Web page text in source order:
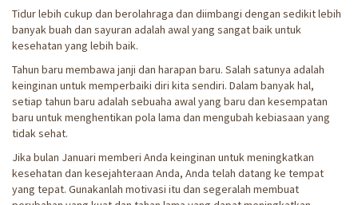
Tidur lebih cukup dan berolahraga dan diimbangi dengan sedikit lebih
banyak buah dan sayuran adalah awal yang sangat baik untuk
kesehatan yang lebih baik.
Tahun baru membawa janji dan harapan baru. Salah satunya adalah
keinginan untuk memperbaiki diri kita sendiri. Dalam banyak hal,
setiap tahun baru adalah sebuaha awal yang baru dan kesempatan
baru untuk menghentikan pola lama dan mengubah kebiasaan yang
tidak sehat.
Jika bulan Januari memberi Anda keinginan untuk meningkatkan
kesehatan dan kesejahteraan Anda, Anda telah datang ke tempat
yang tepat. Gunakanlah motivasi itu dan segeralah membuat